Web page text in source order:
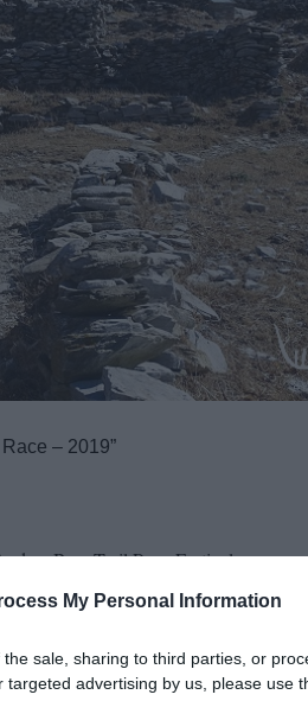
My Personal Information
sale, sharing to third parties, or
targeted advertising by us, please use
Race – 2019”
Beer Trail Race Festival
οι συμμετοχές ήδη, αν και δύο
μια μοναδική εμπειρία ορεινών
δυο ώρες μόνο από την Αθήνα.